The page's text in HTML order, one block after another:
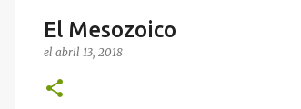
El Mesozoico
el abril 13, 2018